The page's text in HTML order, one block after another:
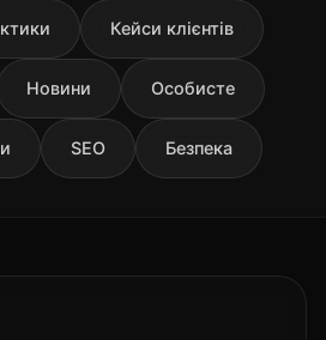
Кейси клієнтів
Новини Особисте
SEO Безпека